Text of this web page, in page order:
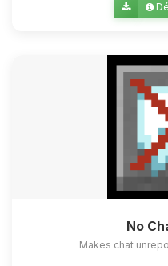
No
Makes chat